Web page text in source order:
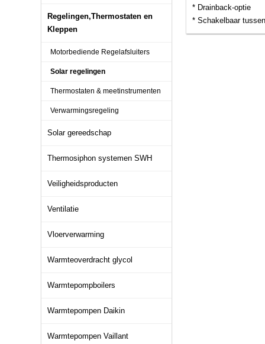
Regelingen,Thermostaten en
Kleppen
Motorbediende Regelafsluiters
Solar regelingen
Thermostaten & meetinstrumenten
Verwarmingsregeling
Solar gereedschap
Thermosiphon systemen SWH
Veiligheidsproducten
Ventilatie
Vloerverwarming
Warmteoverdracht glycol
Warmtepompboilers
Warmtepompen Daikin
Warmtepompen Vaillant
* Drainback-optie
* Schakelbaar